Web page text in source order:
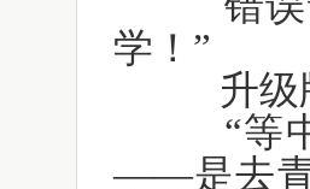
学！”
升级
“等中
——是去青